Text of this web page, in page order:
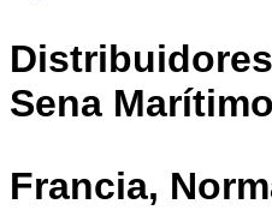
Sena
Francia,